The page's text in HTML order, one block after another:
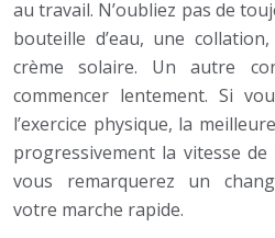
au travail. N’oubliez pas de
bouteille d’eau, une
crème solaire. Un autre
commencer lentement. Si
l’exercice physique, la
progressivement la vitesse
vous remarquerez un
votre marche rapide.